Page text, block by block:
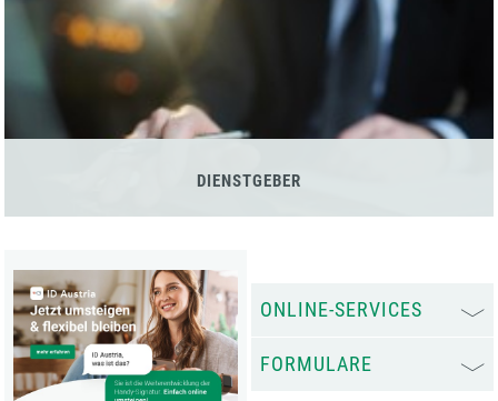
DIENSTGEBER
ONLINE-SERVICES
FORMULARE